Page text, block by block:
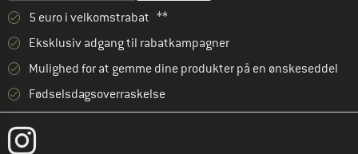
5 euro i velkomstrabat **
Eksklusiv adgang til rabatkampagner
Mulighed for at gemme dine produkter på en ønskeseddel
Fødselsdagsoverraskelse